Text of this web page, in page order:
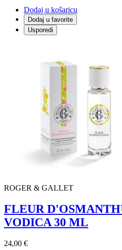
Dodaj u košaricu
Dodaj u favorite
Usporedi
ROGER & GALLET
FLEUR
VODICA 30 ML
24,00 €